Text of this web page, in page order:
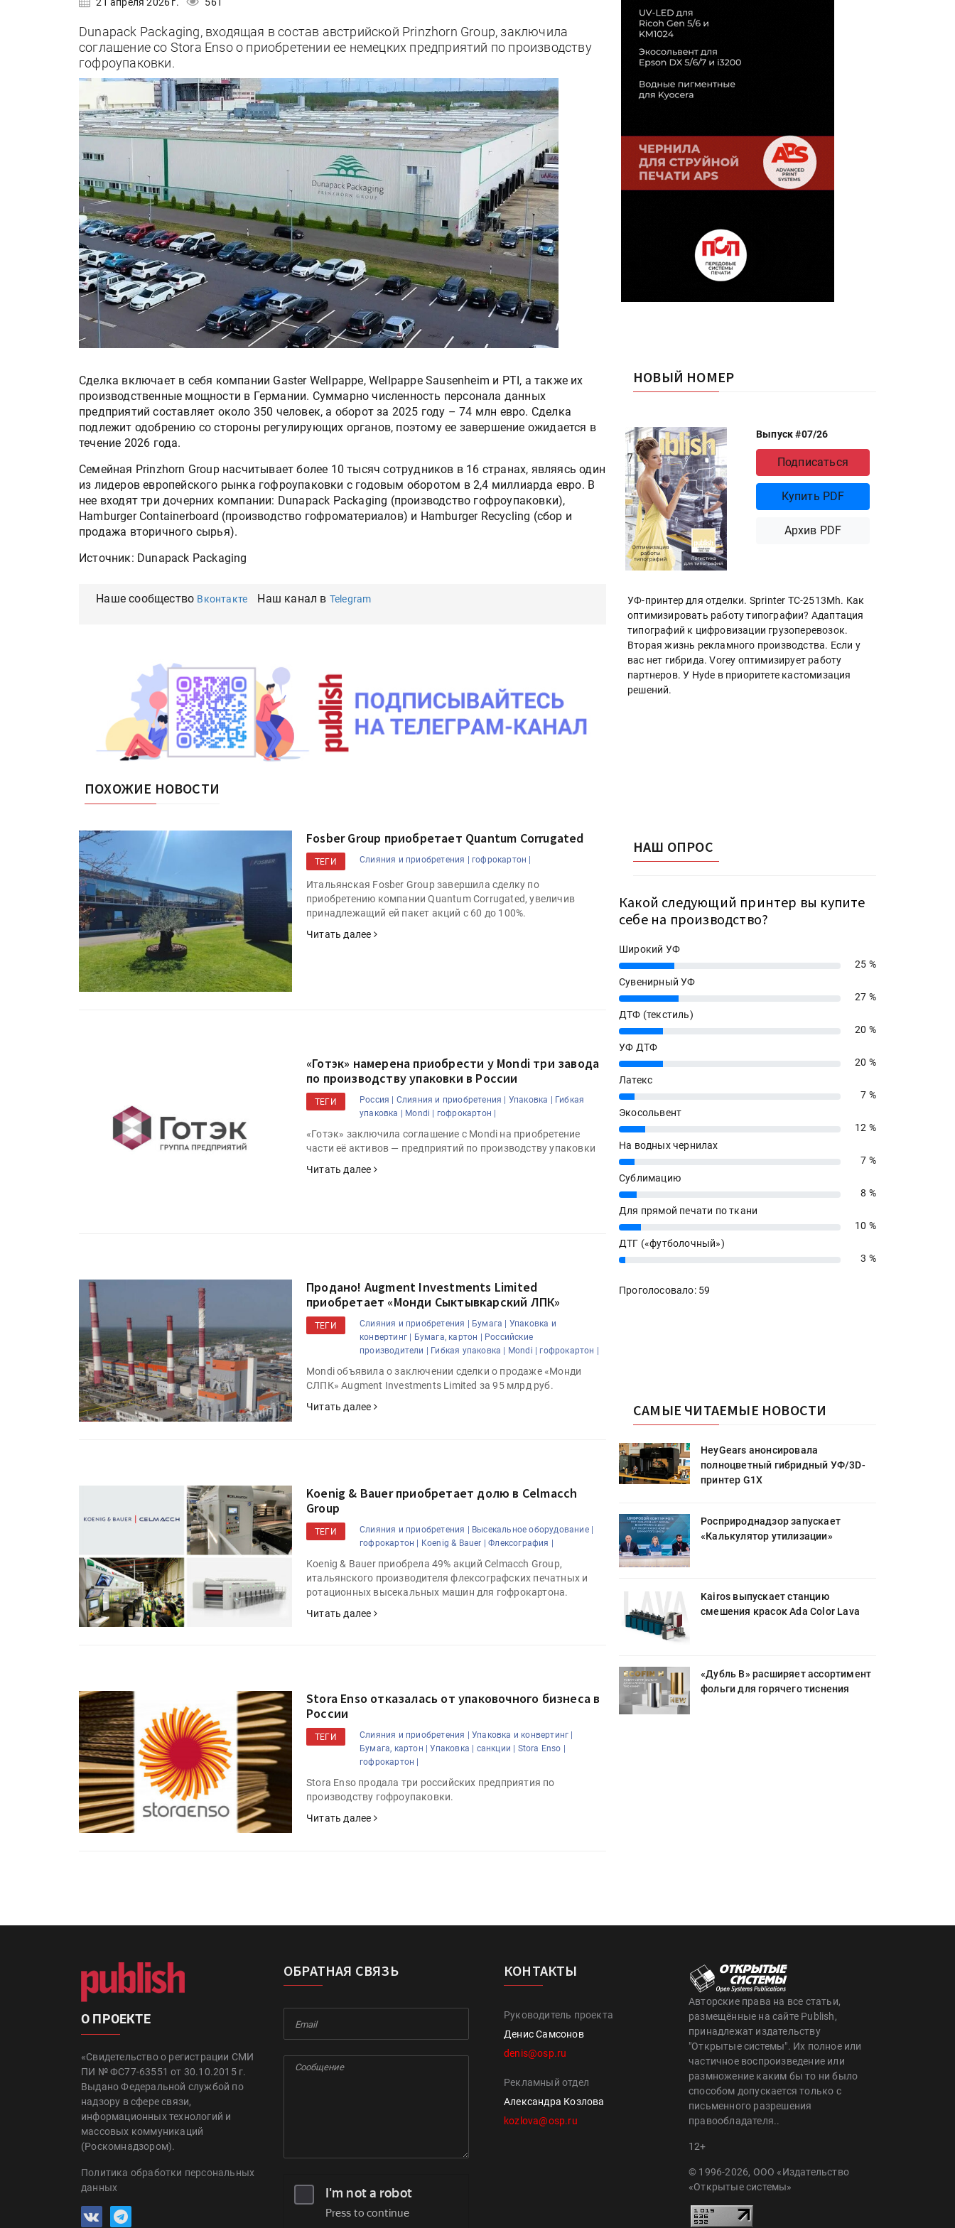
Dunapack Packaging, входящая в состав австрийской Prinzhorn Group, заключила
соглашение со Stora Enso о приобретении ее немецких предприятий по производству
гофроупаковки.
Сделка включает в себя компании Gaster Wellpappe, Wellpappe Sausenheim и PTI, а также их
производственные мощности в Германии. Суммарно численность персонала данных
предприятий составляет около 350 человек, а оборот за 2025 году – 74 млн евро. Сделка
подлежит одобрению со стороны регулирующих органов, поэтому ее завершение ожидается в
течение 2026 года.
Семейная Prinzhorn Group насчитывает более 10 тысяч сотрудников в 16 странах, являясь один
из лидеров европейского рынка гофроупаковки с годовым оборотом в 2,4 миллиарда евро. В
нее входят три дочерних компании: Dunapack Packaging (производство гофроупаковки),
Hamburger Containerboard (производство гофроматериалов) и Hamburger Recycling (сбор и
продажа вторичного сырья).
Источник: Dunapack Packaging
Наше сообщество Вконтакте Наш канал в Telegram
ПОХОЖИЕ НОВОСТИ
Fosber Group приобретает Quantum Corrugated
ТЕГИ Слияния и приобретения | гофрокартон |
Итальянская Fosber Group завершила сделку по
приобретению компании Quantum Corrugated, увеличив
принадлежащий ей пакет акций с 60 до 100%.
Читать далее
«Готэк» намерена приобрести у Mondi три завода
по производству упаковки в России
ТЕГИ Россия | Слияния и приобретения | Упаковка |
Гибкая
упаковка |
Mondi | гофрокартон |
«Готэк» заключила соглашение с Mondi на приобретение
части её активов — предприятий по производству упаковки
Читать далее
Продано! Augment Investments Limited
приобретает «Монди Сыктывкарский ЛПК»
ТЕГИ Слияния и приобретения | Бумага |
Упаковка и
конвертинг |
Бумага, картон |
Российские
производители |
Гибкая упаковка | Mondi | гофрокартон |
Mondi объявила о заключении сделки о продаже «Монди
СЛПК» Augment Investments Limited за 95 млрд руб.
Читать далее
Koenig & Bauer приобретает долю в Celmacch
Group
ТЕГИ Слияния и приобретения | Высекальное оборудование |
гофрокартон | Koenig & Bauer | Флексография |
Koenig & Bauer приобрела 49% акций Celmacch Group,
итальянского производителя флексографских печатных и
ротационных высекальных машин для гофрокартона.
Читать далее
Stora Enso отказалась от упаковочного бизнеса в
России
ТЕГИ Слияния и приобретения |
Упаковка и конвертинг |
Бумага, картон |
Упаковка | санкции |
Stora Enso |
гофрокартон |
Stora Enso продала три российских предприятия по
производству гофроупаковки.
Читать далее
НОВЫЙ НОМЕР
Выпуск #07/26
Подписаться
Купить PDF
Архив PDF
УФ-принтер для отделки. Sprinter ТС-2513Mh. Как
оптимизировать работу типографии? Адаптация
типографий к цифровизации грузоперевозок.
Вторая жизнь рекламного производства. Если у
вас нет гибрида. Vorey оптимизирует работу
партнеров. У Hyde в приоритете кастомизация
решений.
НАШ ОПРОС
Какой следующий принтер вы купите
себе на производство?
Широкий УФ
25%
25 %
Сувенирный УФ
27%
27 %
ДТФ (текстиль)
20%
20 %
УФ ДТФ
20%
20 %
Латекс
7%
7 %
Экосольвент
12%
12 %
На водных чернилах
7%
7 %
Сублимацию
8%
8 %
Для прямой печати по ткани
10%
10 %
ДТГ («футболочный»)
3% 3 %
Проголосовало: 59
САМЫЕ ЧИТАЕМЫЕ НОВОСТИ
Росприроднадзор запускает
«Калькулятор утилизации»
Kairos выпускает станцию
смешения красок Ada Color Lava
фольги для горячего тиснения
«Калькулятор утилизации»
Kairos выпускает станцию
HeyGears анонсировала
полноцветный гибридный УФ/3D-
принтер G1X
Росприроднадзор запускает
«Калькулятор утилизации»
Kairos выпускает станцию
смешения красок Ada Color Lava
«Дубль В» расширяет ассортимент
фольги для горячего тиснения
О ПРОЕКТЕ
«Свидетельство о регистрации СМИ
ПИ № ФС77-63551 от 30.10.2015 г.
Выдано Федеральной службой по
надзору в сфере связи,
информационных технологий и
массовых коммуникаций
(Роскомнадзором).
Политика обработки персональных
данных
ОБРАТНАЯ СВЯЗЬ КОНТАКТЫ
Руководитель проекта
Денис Самсонов
denis@osp.ru
Рекламный отдел
Александра Козлова
kozlova@osp.ru
Авторские права на все статьи,
размещённые на сайте Publish,
принадлежат издательству
"Открытые системы". Их полное или
частичное воспроизведение или
размножение каким бы то ни было
способом допускается только с
письменного разрешения
правообладателя..
12+
© 1996-2026, ООО «Издательство
«Открытые системы»